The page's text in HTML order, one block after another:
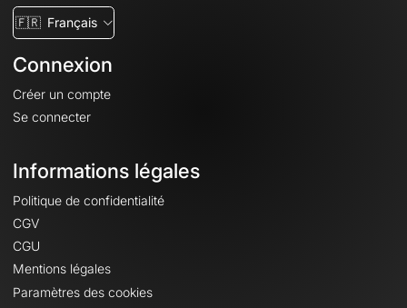
🇫🇷 Français
Connexion
Créer un compte
Se connecter
Informations légales
Politique de confidentialité
CGV
CGU
Mentions légales
Paramètres des cookies